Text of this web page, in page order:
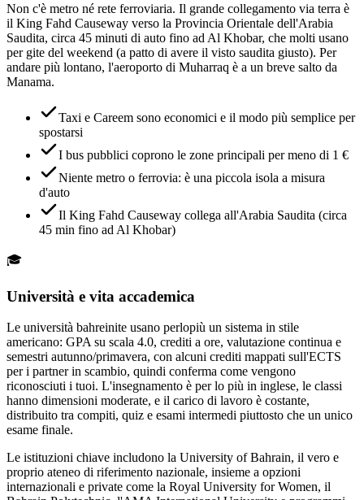
Non c'è metro né rete ferroviaria. Il grande collegamento via terra è
il King Fahd Causeway verso la Provincia Orientale dell'Arabia
Saudita, circa 45 minuti di auto fino ad Al Khobar, che molti usano
per gite del weekend (a patto di avere il visto saudita giusto). Per
andare più lontano, l'aeroporto di Muharraq è a un breve salto da
Manama.
Taxi e Careem sono economici e il modo più semplice per
spostarsi
I bus pubblici coprono le zone principali per meno di 1 €
Niente metro o ferrovia: è una piccola isola a misura
d'auto
Il King Fahd Causeway collega all'Arabia Saudita (circa
45 min fino ad Al Khobar)
🎓
Università e vita accademica
Le università bahreinite usano perlopiù un sistema in stile
americano: GPA su scala 4.0, crediti a ore, valutazione continua e
semestri autunno/primavera, con alcuni crediti mappati sull'ECTS
per i partner in scambio, quindi conferma come vengono
riconosciuti i tuoi. L'insegnamento è per lo più in inglese, le classi
hanno dimensioni moderate, e il carico di lavoro è costante,
distribuito tra compiti, quiz e esami intermedi piuttosto che un unico
esame finale.
Le istituzioni chiave includono la University of Bahrain, il vero e
proprio ateneo di riferimento nazionale, insieme a opzioni
internazionali e private come la Royal University for Women, il